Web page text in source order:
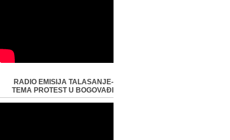
RADIO EMISIJA TALASANJE-
TEMA PROTEST U BOGOVAĐI